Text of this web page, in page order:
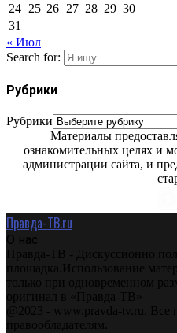
24 25 26 27 28 29 30
31
« Июл
Search for:
Рубрики
Рубрики
Материалы
ознакомительных целях и
администрации сайта, и
Правда-ТВ.ru
О нас
Правда-ТВ - Дискуссионно
площадка.Использование
только при одновременном
оригинал в «Правда-ТВ»
@2023 - www.pravda-tv.ru. Все
правообладателям.